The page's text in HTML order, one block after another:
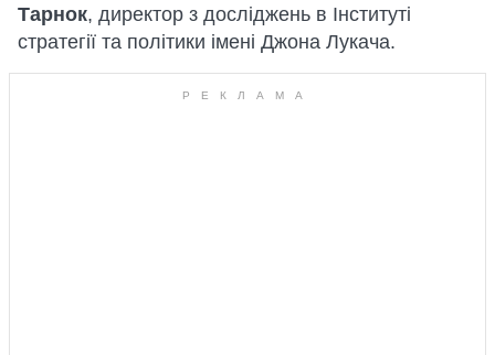
Тарнок, директор з досліджень в Інституті
стратегії та політики імені Джона Лукача.